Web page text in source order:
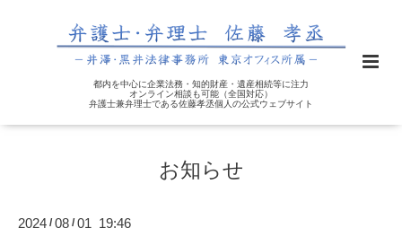
都内を中心に企業法務・知的財産・遺産相続等に注力
オンライン相談も可能（全国対応）
弁護士兼弁理士である佐藤孝丞個人の公式ウェブサイト
お知らせ
2024 /08 /01 19:46